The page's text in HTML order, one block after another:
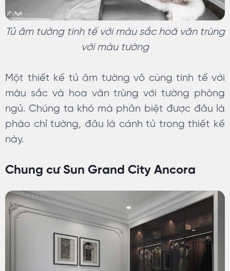
Tủ âm tường tinh tế với màu sắc hoă văn trùng
với màu tường
Một thiết kế tủ âm tường vô cùng tinh tế với
màu sắc và hoa văn trùng với tường phòng
ngủ. Chúng ta khó mà phân biệt được đâu là
phào chỉ tường, đâu là cánh tủ trong thiết kế
này.
Chung cư Sun Grand City Ancora